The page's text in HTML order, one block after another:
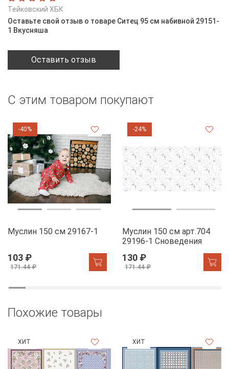
Тейковский ХБК
Оставьте свой отзыв о товаре Ситец 95 см набивной 29151-
1 Вкусняша
Оставить отзыв
С этим товаром покупают
-40%
Муслин 150 см 29167-1
103 ₽
171.44 ₽
-24%
Муслин 150 см арт.704
29196-1 Сноведения
130 ₽
171.44 ₽
Похожие товары
ХИТ ХИТ